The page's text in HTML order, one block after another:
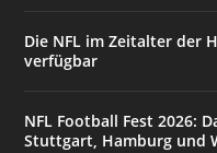
Die NFL im Zeitalter der
verfügbar
NFL Football Fest 2026:
Stuttgart, Hamburg und